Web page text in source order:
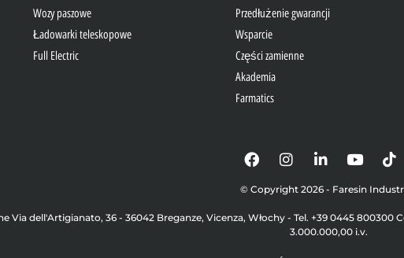
Wozy paszowe
Ładowarki teleskopowe
Full Electric
Przedłużenie gwarancji
Wsparcie
Części zamienne
Akademia
Farmatics
© Copyright 2026 - Faresin
Via dell'Artigianato, 36 - 36042 Breganze, Vicenza, Włochy - Tel. +39 0445 800300
3.000.000,00 i.v.